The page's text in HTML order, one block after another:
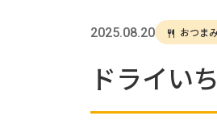
2025.08.20 おつま
ドライい